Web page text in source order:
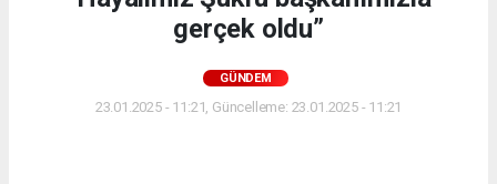
gerçek oldu”
GÜNDEM
23.01.2025 - 11:21, Güncelleme: 23.01.2025 - 11:21